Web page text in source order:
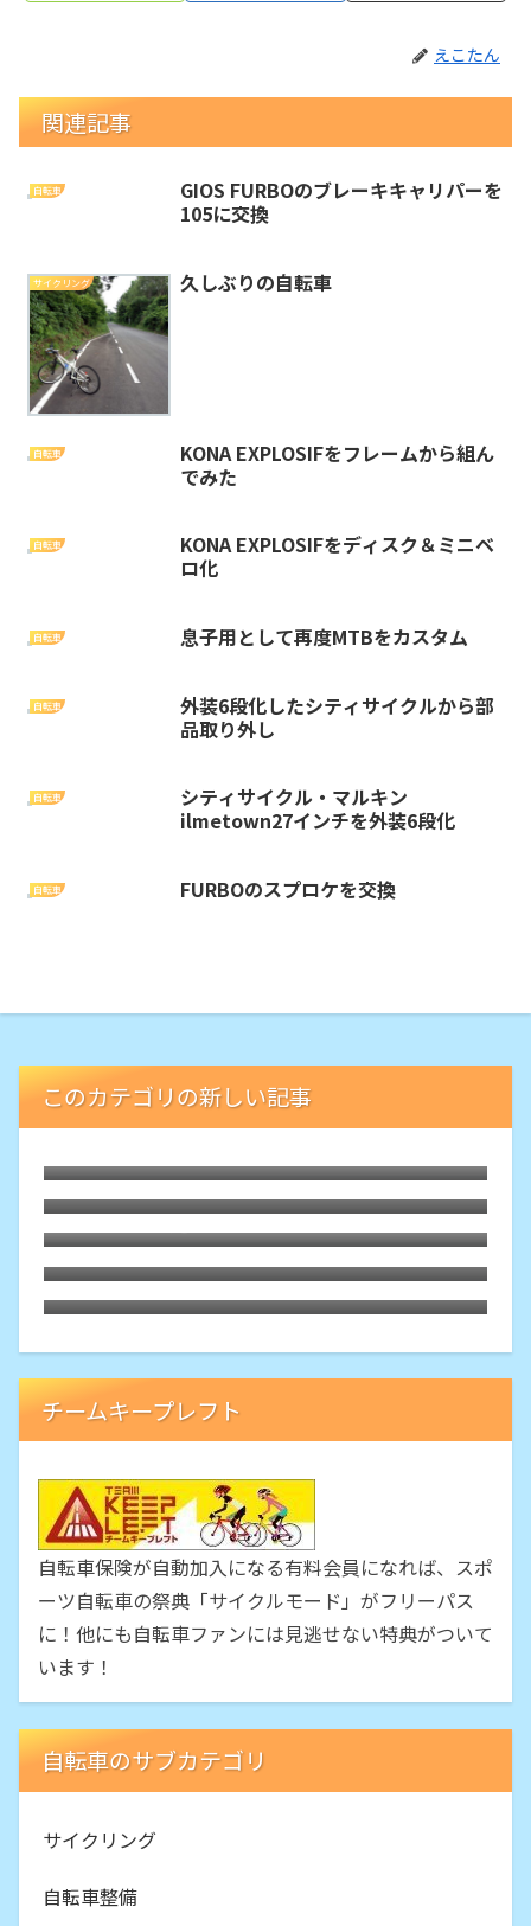
えこたん
関連記事
自転車
GIOS FURBOのブレーキキャリパーを
105に交換
サイクリング 久しぶりの自転車
自転車
KONA EXPLOSIFをフレームから組ん
でみた
自転車
KONA EXPLOSIFをディスク＆ミニベ
ロ化
自転車 息子用として再度MTBをカスタム
自転車
外装6段化したシティサイクルから部
品取り外し
自転車
シティサイクル・マルキン
ilmetown27インチを外装6段化
自転車 FURBOのスプロケを交換
このカテゴリの新しい記事
クマも出る山麓道を周回するライドで
Bluetoothヘッドホン
MTBで山麓道ライド
MTB・LGS-SIXを8sのままフロントシング
ル化
GPSサイコン「BRYTON RIDER 10E」を
実走に使ってみました
チームキープレフト
自転車保険が自動加入になる有料会員になれば、スポ
ーツ自転車の祭典「サイクルモード」がフリーパス
に！他にも自転車ファンには見逃せない特典がついて
います！
自転車のサブカテゴリ
サイクリング
自転車整備